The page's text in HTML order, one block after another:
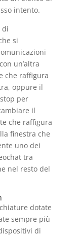
intento.
di
si
un’altra
che raffigura
oppure il
per
il
che raffigura
finestra che
uno dei
tra
nel resto del
dotate
sempre più
di